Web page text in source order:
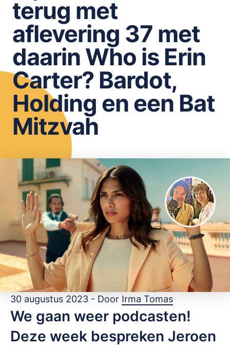
OPSLAAN
terug met
aflevering 37 met
daarin Who is Erin
Carter? Bardot,
Holding en een Bat
Mitzvah
30 augustus 2023 - Door Irma Tomas
We gaan weer podcasten!
Deze week bespreken Jeroen